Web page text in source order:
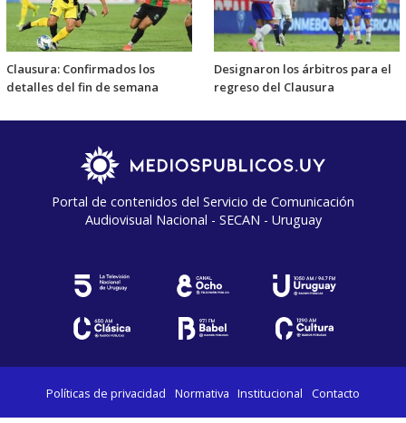
Clausura: Confirmados los
detalles del fin de semana
Designaron los árbitros para el
regreso del Clausura
Portal de contenidos del Servicio de Comunicación
Audiovisual Nacional - SECAN - Uruguay
Políticas de privacidad Normativa Institucional Contacto